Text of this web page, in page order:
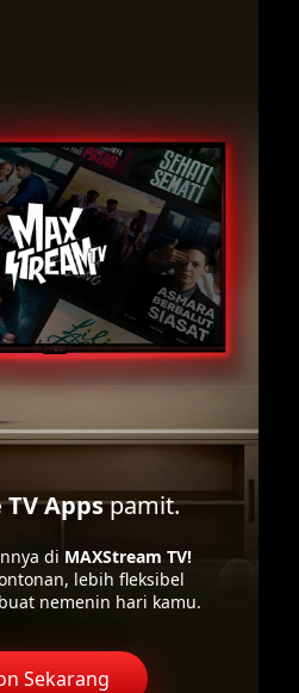
Appspamit.
di MAXStream TV!
lebih fleksibel
nemenin hari kamu.
Sekarang